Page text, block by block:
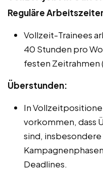
Reguläre
Vollzeit-Trainees
40 Stunden pro
festen Zeitrahmen
Überstunden:
In
vorkommen, dass
sind,
Deadlines.